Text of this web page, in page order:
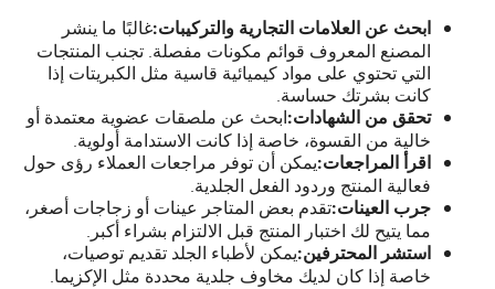
ابحث عن العلامات التجارية والتركيبات:غالبًا ما ينشر
المصنع المعروف قوائم مكونات مفصلة. تجنب المنتجات
التي تحتوي على مواد كيميائية قاسية مثل الكبريتات إذا
كانت بشرتك حساسة.
تحقق من الشهادات:ابحث عن ملصقات عضوية معتمدة أو
خالية من القسوة، خاصة إذا كانت الاستدامة أولوية.
اقرأ المراجعات:يمكن أن توفر مراجعات العملاء رؤى حول
فعالية المنتج وردود الفعل الجلدية.
جرب العينات:تقدم بعض المتاجر عينات أو زجاجات أصغر،
مما يتيح لك اختبار المنتج قبل الالتزام بشراء أكبر.
استشر المحترفين:يمكن لأطباء الجلد تقديم توصيات،
خاصة إذا كان لديك مخاوف جلدية محددة مثل الإكزيما.